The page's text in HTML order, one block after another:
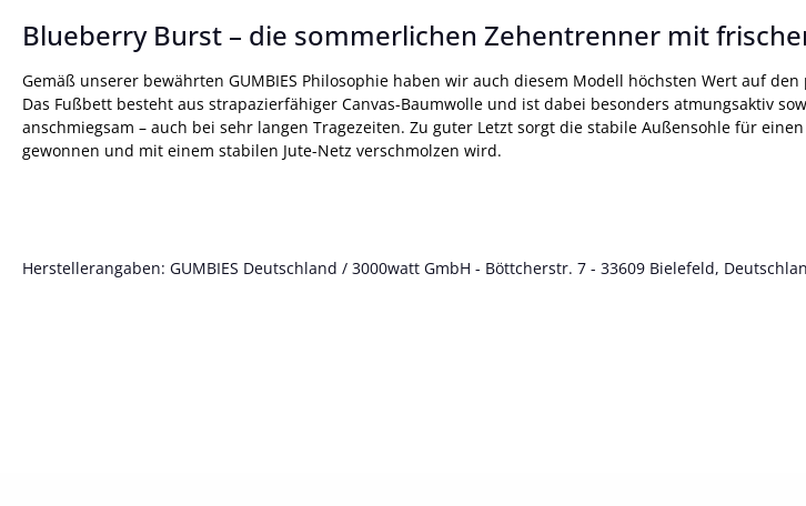
Blueberry Burst – die sommerlichen Zehentrenner mit
Gemäß unserer bewährten GUMBIES Philosophie haben wir auch diesem Modell höchsten Wert auf
Das Fußbett besteht aus strapazierfähiger Canvas-Baumwolle und ist dabei besonders atmungsaktiv
anschmiegsam – auch bei sehr langen Tragezeiten. Zu guter Letzt sorgt die stabile Außensohle für
gewonnen und mit einem stabilen Jute-Netz verschmolzen wird.
Herstellerangaben: GUMBIES Deutschland / 3000watt GmbH - Böttcherstr. 7 - 33609 Bielefeld,